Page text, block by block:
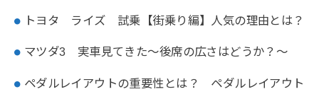
トヨタ ライズ 試乗【街乗り編】人気の理由とは？
マツダ3 実車見てきた～後席の広さはどうか？～
ペダルレイアウトの重要性とは？ ペダルレイアウト